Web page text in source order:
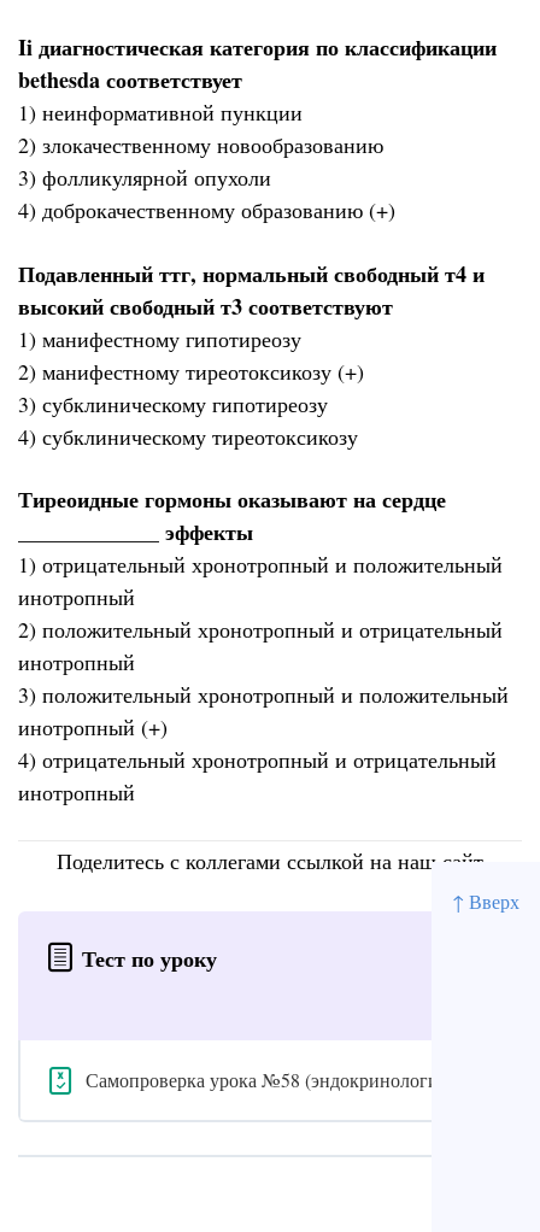
↑ Вверх
Ii диагностическая категория по классификации
bethesda соответствует
1) неинформативной пункции
2) злокачественному новообразованию
3) фолликулярной опухоли
4) доброкачественному образованию (+)
Подавленный ттг, нормальный свободный т4 и
высокий свободный т3 соответствуют
1) манифестному гипотиреозу
2) манифестному тиреотоксикозу (+)
3) субклиническому гипотиреозу
4) субклиническому тиреотоксикозу
Тиреоидные гормоны оказывают на сердце
_____________ эффекты
1) отрицательный хронотропный и положительный
инотропный
2) положительный хронотропный и отрицательный
инотропный
3) положительный хронотропный и положительный
инотропный (+)
4) отрицательный хронотропный и отрицательный
инотропный
Поделитесь с коллегами ссылкой на наш сайт
Тест по уроку
Самопроверка урока №58 (эндокринология)